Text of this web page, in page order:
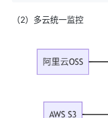
（2）多云统一监控